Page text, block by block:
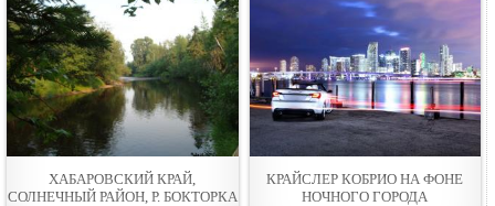
ХАБАРОВСКИЙ КРАЙ,
СОЛНЕЧНЫЙ РАЙОН, Р. БОКТОРКА
КРАЙСЛЕР КОБРИО НА ФОНЕ
НОЧНОГО ГОРОДА